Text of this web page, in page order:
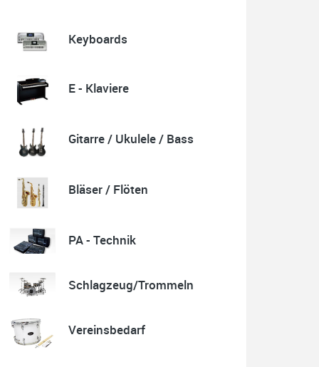
Quelle: Google-Rezension
Korrespondenz, Kommunikation und Verkauf top.
Abholung der Ware reibungslos.
Sehr zu empfehlen....
auch nah!
Keyboards
E - Klaviere
Gitarre / Ukulele / Bass
Bläser / Flöten
PA - Technik
Schlagzeug/Trommeln
Vereinsbedarf